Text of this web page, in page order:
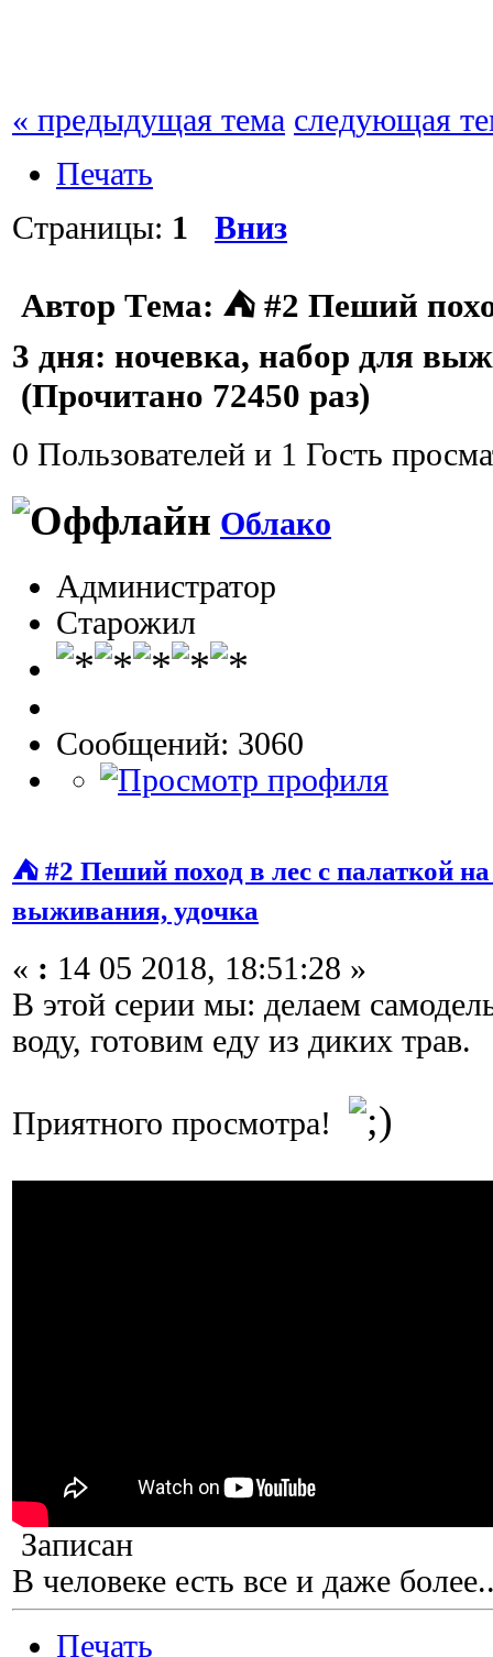
« предыдущая тема следующая
Печать
Страницы: 1 Вниз
Автор Тема: ⛺ #2 Пеший
3 дня: ночевка, набор для
(Прочитано 72450 раз)
0 Пользователей и 1 Гость
Облако
Администратор
Старожил
Сообщений: 3060
⛺ #2 Пеший поход в лес с палаткой
выживания, удочка
« : 14 05 2018, 18:51:28 »
В этой серии мы: делаем
воду, готовим еду из диких трав.
Приятного просмотра!
Записан
В человеке есть все и даже
Печать